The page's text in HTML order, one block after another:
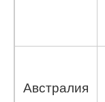
Австралия